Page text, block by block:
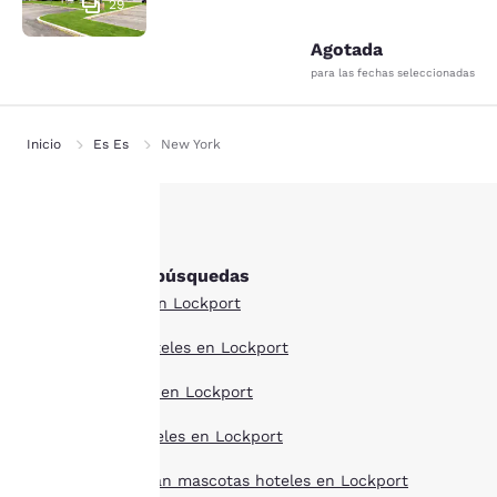
29
Agotada
para las fechas seleccionadas
Inicio Es Es New York
Otras Lockport búsquedas
Todos los hoteles en Lockport
Estilo boutique hoteles en Lockport
Ofertas de hoteles en Lockport
Larga estancia hoteles en Lockport
Hoteles que aceptan mascotas hoteles en Lockport